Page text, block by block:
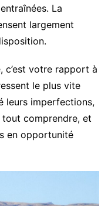
La
largement
c’est votre rapport à
le plus vite
leurs imperfections,
comprendre, et
en opportunité